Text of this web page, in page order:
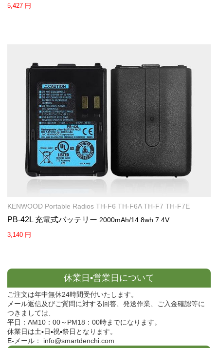
5,427 円
KENWOOD Portable Radios TH-F6 TH-F6A TH-F7 TH-F7E
PB-42L 充電式バッテリー 2000mAh/14.8wh 7.4V
3,140 円
休業日▪営業日について
ご注文は年中無休24時間受付いたします。
メール返信及びご質問に対する回答、発送作業、ご入金確認等に
つきましては、
平日：AM10：00～PM18：00時までになります。
休業日は土▪日▪祝▪祭日となります。
E-メール： info@smartdenchi.com